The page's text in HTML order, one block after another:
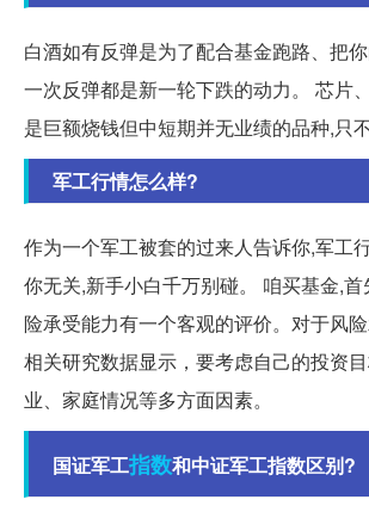
白酒如有反弹是为了配合基金跑路、把
一次反弹都是新一轮下跌的动力。 芯片
是巨额烧钱但中短期并无业绩的品种,只
军工行情怎么样?
作为一个军工被套的过来人告诉你,军工
你无关,新手小白千万别碰。 咱买基金,
险承受能力有一个客观的评价。对于风
相关研究数据显示，要考虑自己的投资
业、家庭情况等多方面因素。
国证军工指数和中证军工指数区别?